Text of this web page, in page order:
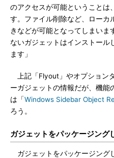
のアクセスが可能ということは
す。ファイル削除など、ローカ
きなどが可能となってしまいま
ないガジェットはインストール
ます」
上記「Flyout」やオプション
ーガジェットの情報だが、機
は「Windows Sidebar Object
ろう。
ガジェットをパッケージング
ガジェットをパッケージング